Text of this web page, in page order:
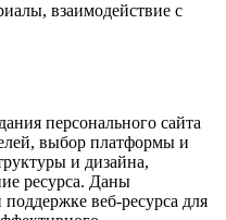
взаимодействие с
персонального сайта
выбор платформы и
и дизайна,
ресурса. Даны
веб-ресурса для